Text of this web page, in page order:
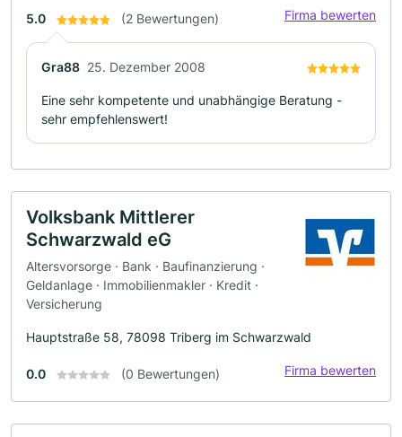
5.0 (2 Bewertungen) Firma bewerten
Gra88 25. Dezember 2008
Eine sehr kompetente und unabhängige Beratung -
sehr empfehlenswert!
Volksbank Mittlerer
Schwarzwald eG
Altersvorsorge · Bank · Baufinanzierung ·
Geldanlage · Immobilienmakler · Kredit ·
Versicherung
Hauptstraße 58, 78098 Triberg im Schwarzwald
0.0 (0 Bewertungen) Firma bewerten